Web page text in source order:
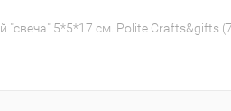
"свеча" 5*5*17 см. Polite Crafts&gifts